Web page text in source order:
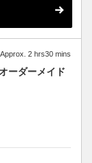
2 hrs30 mins
ーダーメイド